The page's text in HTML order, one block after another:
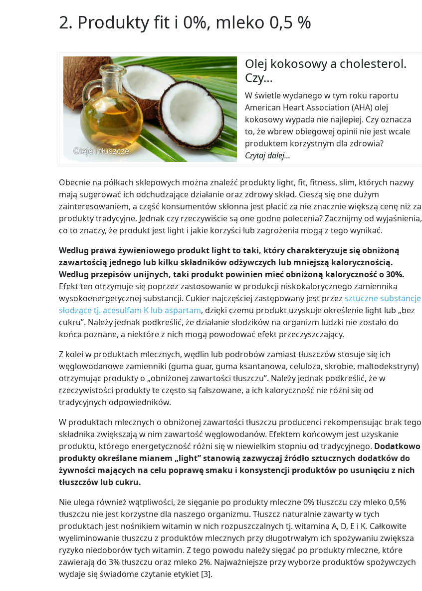
2. Produkty fit i 0%, mleko 0,5 %
Oleje i tłuszcze
Olej kokosowy a cholesterol.
Czy…
W świetle wydanego w tym roku raportu
American Heart Association (AHA) olej
kokosowy wypada nie najlepiej. Czy oznacza
to, że wbrew obiegowej opinii nie jest wcale
produktem korzystnym dla zdrowia?
Czytaj dalej...
Obecnie na półkach sklepowych można znaleźć produkty light, fit, fitness, slim, których nazwy
mają sugerować ich odchudzające działanie oraz zdrowy skład. Cieszą się one dużym
zainteresowaniem, a część konsumentów skłonna jest płacić za nie znacznie większą cenę niż za
produkty tradycyjne. Jednak czy rzeczywiście są one godne polecenia? Zacznijmy od wyjaśnienia,
co to znaczy, że produkt jest light i jakie korzyści lub zagrożenia mogą z tego wynikać.
Według prawa żywieniowego produkt light to taki, który charakteryzuje się obniżoną
zawartością jednego lub kilku składników odżywczych lub mniejszą kalorycznością.
Według przepisów unijnych, taki produkt powinien mieć obniżoną kaloryczność o 30%.
Efekt ten otrzymuje się poprzez zastosowanie w produkcji niskokalorycznego zamiennika
wysokoenergetycznej substancji. Cukier najczęściej zastępowany jest przez sztuczne substancje
słodzące tj. acesulfam K lub aspartam, dzięki czemu produkt uzyskuje określenie light lub „bez
cukru”. Należy jednak podkreślić, że działanie słodzików na organizm ludzki nie zostało do
końca poznane, a niektóre z nich mogą powodować efekt przeczyszczający.
Z kolei w produktach mlecznych, wędlin lub podrobów zamiast tłuszczów stosuje się ich
węglowodanowe zamienniki (guma guar, guma ksantanowa, celuloza, skrobie, maltodekstryny)
otrzymując produkty o „obniżonej zawartości tłuszczu”. Należy jednak podkreślić, że w
rzeczywistości produkty te często są fałszowane, a ich kaloryczność nie różni się od
tradycyjnych odpowiedników.
W produktach mlecznych o obniżonej zawartości tłuszczu producenci rekompensując brak tego
składnika zwiększają w nim zawartość węglowodanów. Efektem końcowym jest uzyskanie
produktu, którego energetyczność różni się w niewielkim stopniu od tradycyjnego. Dodatkowo
produkty określane mianem „light” stanowią zazwyczaj źródło sztucznych dodatków do
żywności mających na celu poprawę smaku i konsystencji produktów po usunięciu z nich
tłuszczów lub cukru.
Nie ulega również wątpliwości, że sięganie po produkty mleczne 0% tłuszczu czy mleko 0,5%
tłuszczu nie jest korzystne dla naszego organizmu. Tłuszcz naturalnie zawarty w tych
produktach jest nośnikiem witamin w nich rozpuszczalnych tj. witamina A, D, E i K. Całkowite
wyeliminowanie tłuszczu z produktów mlecznych przy długotrwałym ich spożywaniu zwiększa
ryzyko niedoborów tych witamin. Z tego powodu należy sięgać po produkty mleczne, które
zawierają do 3% tłuszczu oraz mleko 2%. Najważniejsze przy wyborze produktów spożywczych
wydaje się świadome czytanie etykiet [3].